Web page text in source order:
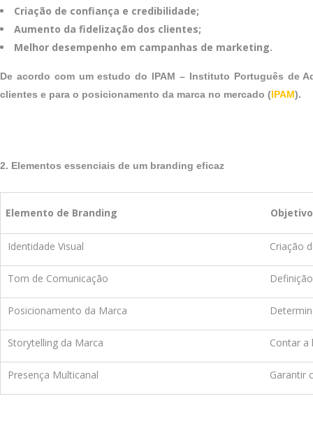
Criação de confiança e credibilidade;
Aumento da fidelização dos clientes;
Melhor desempenho em campanhas de marketing.
De acordo com um estudo do IPAM – Instituto Português de
clientes e para o posicionamento da marca no mercado (IPAM).
2. Elementos essenciais de um branding eficaz
Elemento de Branding Objetivo
Identidade Visual Criação
Tom de Comunicação
Posicionamento da Marca
Storytelling da Marca Contar a
Presença Multicanal Garantir